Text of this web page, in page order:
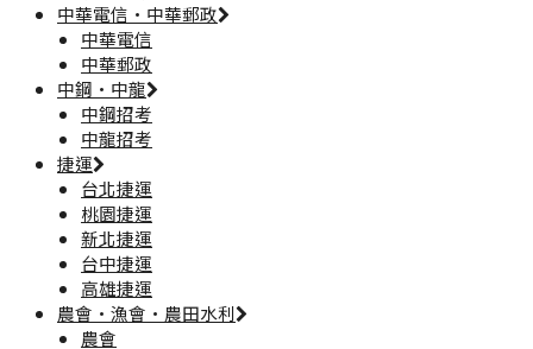
中華電信·中華郵政
中華電信
中華郵政
中鋼·中龍
中鋼招考
中龍招考
捷運
台北捷運
桃園捷運
新北捷運
台中捷運
高雄捷運
農會·漁會·農田水利
農會